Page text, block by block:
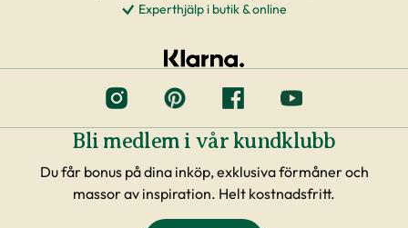
Experthjälp i butik & online
Bli medlem i vår kundklubb
Du får bonus på dina inköp, exklusiva förmåner och
massor av inspiration. Helt kostnadsfritt.